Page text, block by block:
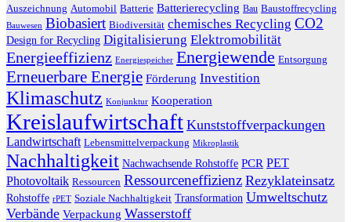
Auszeichnung Automobil Batterie Batterierecycling Bau Baustoffrecycling
Bauwesen Biobasiert Biodiversität chemisches Recycling CO2
Design for Recycling Digitalisierung Elektromobilität
Energieeffizienz Energiespeicher Energiewende Entsorgung
Erneuerbare Energie Förderung Investition
Klimaschutz Konjunktur Kooperation
Kreislaufwirtschaft Kunststoffverpackungen
Landwirtschaft Lebensmittelverpackung Mikroplastik
Nachhaltigkeit Nachwachsende Rohstoffe PCR PET
Photovoltaik Ressourcen Ressourceneffizienz Rezyklateinsatz
Rohstoffe rPET Soziale Nachhaltigkeit Transformation Umweltschutz
Verbände Verpackung Wasserstoff